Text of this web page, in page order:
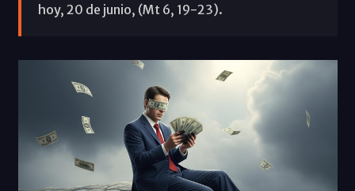
hoy, 20 de junio, (Mt 6, 19-23).